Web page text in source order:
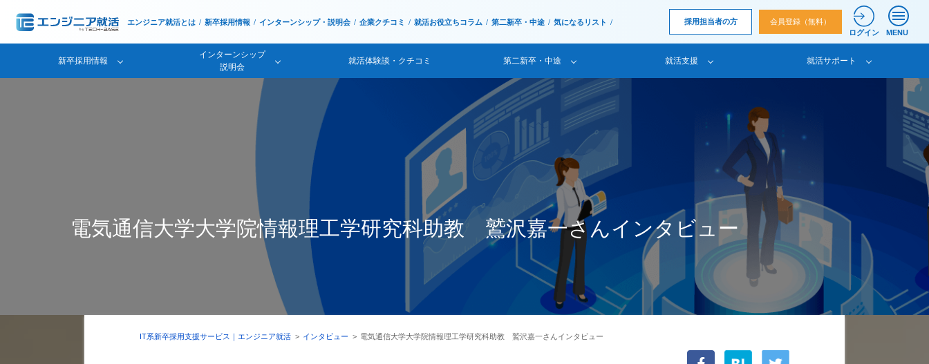
エンジニア就活とは 新卒採用情報 インターンシップ・説明会 企業クチコミ 就活お役立ちコラム 第二新卒・中途 気になるリスト 採用担当者の方
会員登録（無料）
ログイン
MENU
新卒採用情報
インターンシップ
説明会
就活体験談・クチコミ 第二新卒・中途 就活支援 就活サポート
電気通信大学大学院情報理工学研究科助教 鷲沢嘉一さんインタビュー
IT系新卒採用支援サービス｜エンジニア就活 > インタビュー > 電気通信大学大学院情報理工学研究科助教 鷲沢嘉一さんインタビュー